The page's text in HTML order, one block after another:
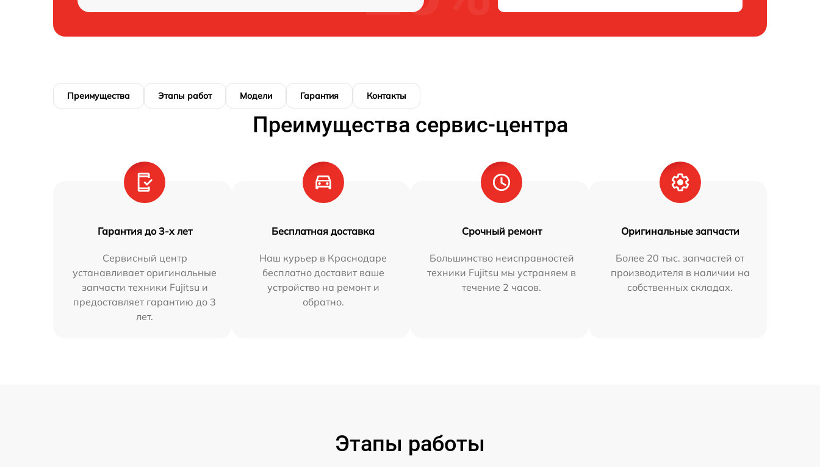
Преимущества Этапы работ Модели Гарантия Контакты
Преимущества сервис-центра
Гарантия до 3-х лет
Сервисный центр
устанавливает оригинальные
запчасти техники Fujitsu и
предоставляет гарантию до 3
лет.
Бесплатная доставка
Наш курьер в Краснодаре
бесплатно доставит ваше
устройство на ремонт и
обратно.
Срочный ремонт
Большинство неисправностей
техники Fujitsu мы устраняем в
течение 2 часов.
Оригинальные запчасти
Более 20 тыс. запчастей от
производителя в наличии на
собственных складах.
Этапы работы